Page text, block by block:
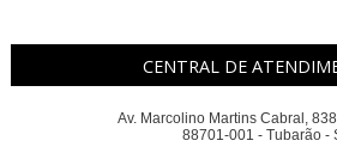
CENTRAL DE
Av. Marcolino Martins Cabral,
88701-001 - Tubarão -